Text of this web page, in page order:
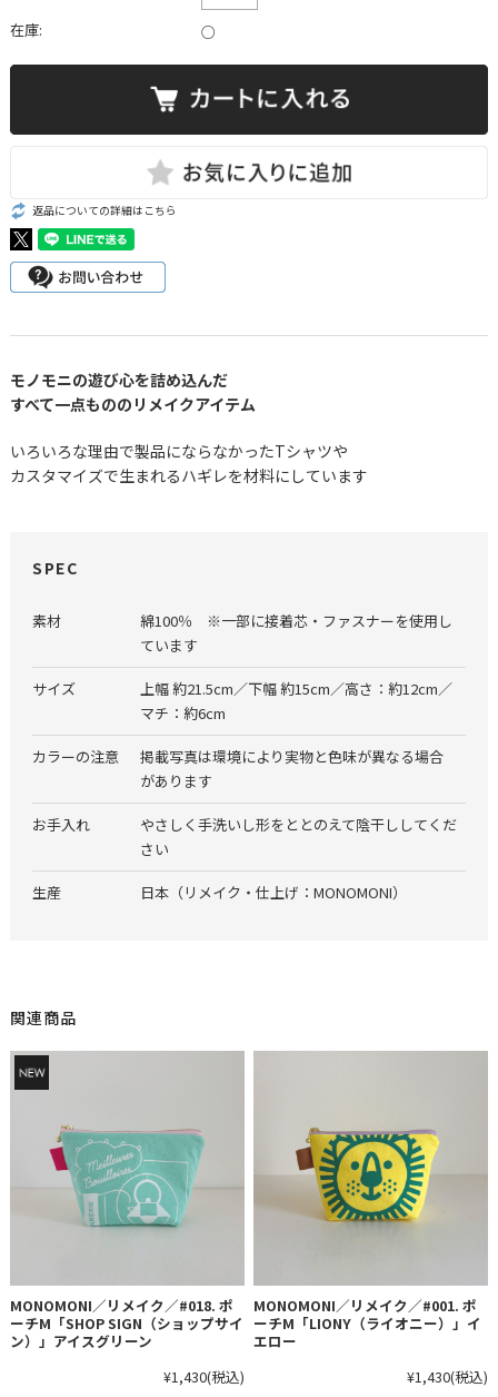
在庫:
○
返品についての詳細はこちら
モノモニの遊び心を詰め込んだ
すべて一点もののリメイクアイテム
いろいろな理由で製品にならなかったTシャツや
カスタマイズで生まれるハギレを材料にしています
SPEC
素材
綿100％ ※一部に接着芯・ファスナーを使用し
ています
サイズ
上幅 約21.5cm／下幅 約15cm／高さ：約12cm／
マチ：約6cm
カラーの注意
掲載写真は環境により実物と色味が異なる場合
があります
お手入れ
やさしく手洗いし形をととのえて陰干ししてくだ
さい
生産 日本（リメイク・仕上げ：MONOMONI）
関連商品
MONOMONI／リメイク／#018. ポ
ーチM「SHOP SIGN（ショップサイ
ン）」アイスグリーン
¥1,430(税込)
MONOMONI／リメイク／#001. ポ
ーチM「LIONY（ライオニー）」イ
エロー
¥1,430(税込)